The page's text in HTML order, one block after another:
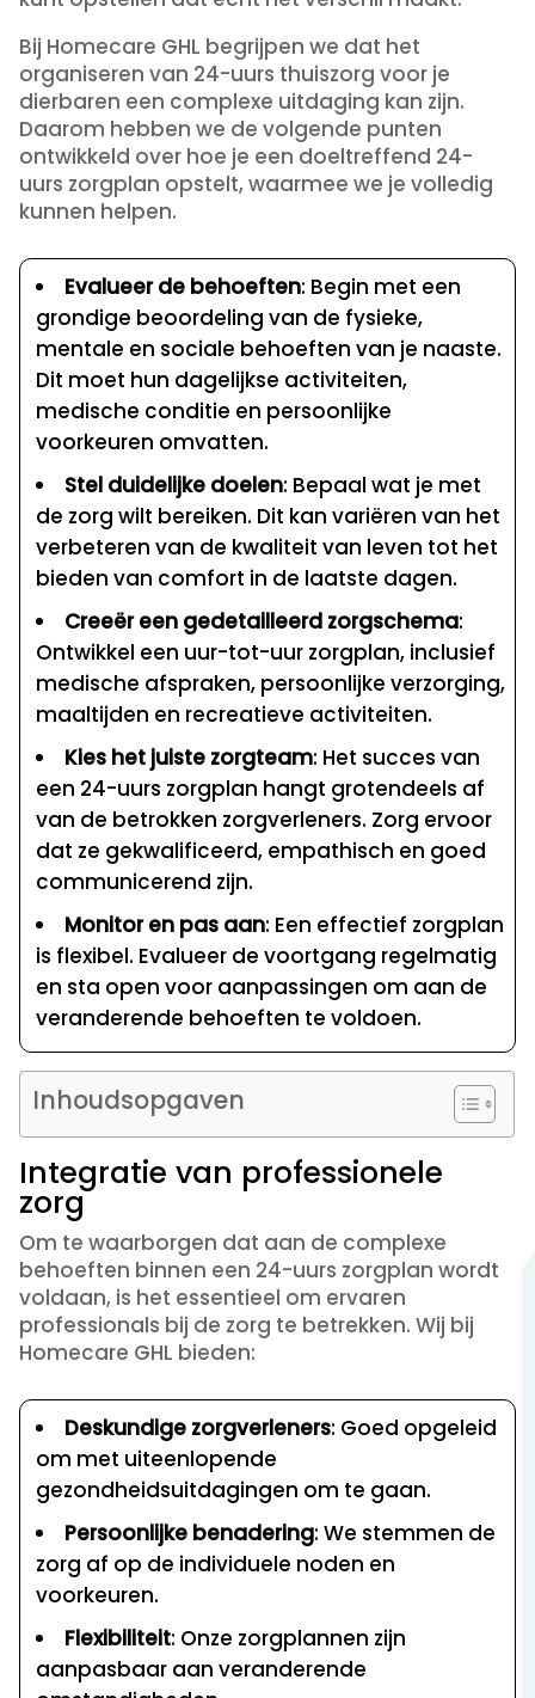
Bij Homecare GHL begrijpen we dat het
organiseren van 24-uurs thuiszorg voor je
dierbaren een complexe uitdaging kan zijn.
Daarom hebben we de volgende punten
ontwikkeld over hoe je een doeltreffend 24-
uurs zorgplan opstelt, waarmee we je volledig
kunnen helpen.
Evalueer de behoeften: Begin met een
grondige beoordeling van de fysieke,
mentale en sociale behoeften van je naaste.
Dit moet hun dagelijkse activiteiten,
medische conditie en persoonlijke
voorkeuren omvatten.
Stel duidelijke doelen: Bepaal wat je met
de zorg wilt bereiken. Dit kan variëren van het
verbeteren van de kwaliteit van leven tot het
bieden van comfort in de laatste dagen.
Creeër een gedetailleerd zorgschema:
Ontwikkel een uur-tot-uur zorgplan, inclusief
medische afspraken, persoonlijke verzorging,
maaltijden en recreatieve activiteiten.
Kies het juiste zorgteam: Het succes van
een 24-uurs zorgplan hangt grotendeels af
van de betrokken zorgverleners. Zorg ervoor
dat ze gekwalificeerd, empathisch en goed
communicerend zijn.
Monitor en pas aan: Een effectief zorgplan
is flexibel. Evalueer de voortgang regelmatig
en sta open voor aanpassingen om aan de
veranderende behoeften te voldoen.
Inhoudsopgaven
Integratie van professionele
zorg
Om te waarborgen dat aan de complexe
behoeften binnen een 24-uurs zorgplan wordt
voldaan, is het essentieel om ervaren
professionals bij de zorg te betrekken. Wij bij
Homecare GHL bieden:
Deskundige zorgverleners: Goed opgeleid
om met uiteenlopende
gezondheidsuitdagingen om te gaan.
Persoonlijke benadering: We stemmen de
zorg af op de individuele noden en
voorkeuren.
Flexibiliteit: Onze zorgplannen zijn
aanpasbaar aan veranderende